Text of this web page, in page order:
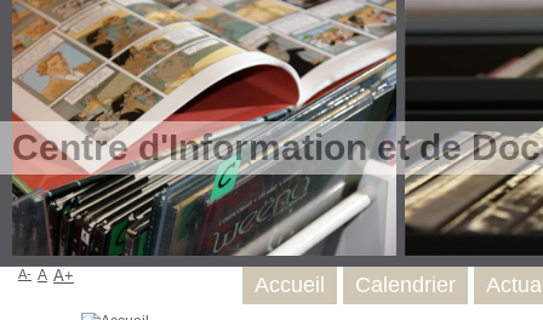
Centre d'Information et de
Accueil Calendrier
A- A A+